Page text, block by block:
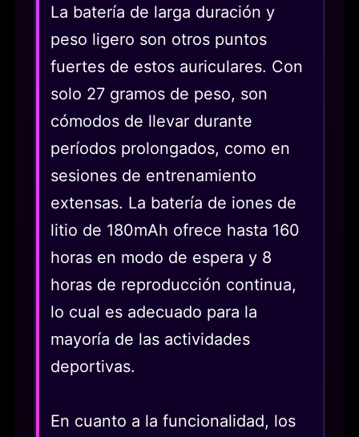
La batería de larga duración y
peso ligero son otros puntos
fuertes de estos auriculares. Con
solo 27 gramos de peso, son
cómodos de llevar durante
períodos prolongados, como en
sesiones de entrenamiento
extensas. La batería de iones de
litio de 180mAh ofrece hasta 160
horas en modo de espera y 8
horas de reproducción continua,
lo cual es adecuado para la
mayoría de las actividades
deportivas.
En cuanto a la funcionalidad, los